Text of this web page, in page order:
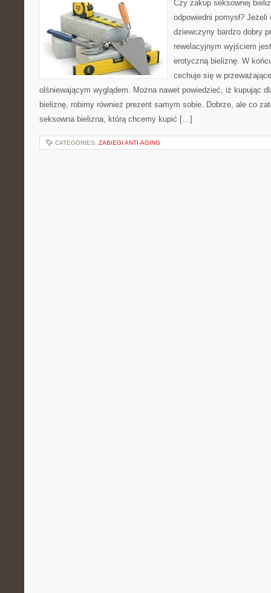
Czy zakup seksownej
odpowiedni pomysł? Jeżeli
dziewczyny bardzo dobry
rewelacyjnym wyjściem
erotyczną bieliznę. W
cechuje się w
olśniewającym wyglądem. Można nawet powiedzieć, iż kupując
bieliznę, robimy również prezent samym sobie. Dobrze, ale co
seksowna bielizna, którą chcemy kupić […]
CATEGORIES: ZABIEGI ANTI-AGING